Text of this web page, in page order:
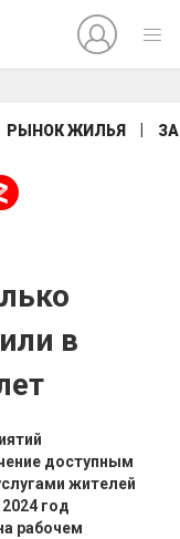
РЫНОК ЖИЛЬЯ
в
доступным
жителей
год
рабочем